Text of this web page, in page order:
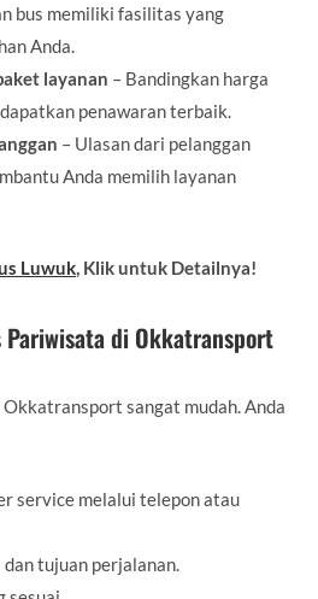
bus memiliki fasilitas yang
Anda.
layanan – Bandingkan harga
penawaran terbaik.
– Ulasan dari pelanggan
Anda memilih layanan
Luwuk, Klik untuk Detailnya!
Pariwisata di Okkatransport
Okkatransport sangat mudah. Anda
service melalui telepon atau
tujuan perjalanan.